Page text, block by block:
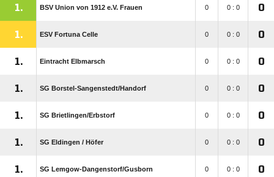
1. BSV Union von 1912 e.V. Frauen 0 0 : 0 0
1. ESV Fortuna Celle 0 0 : 0 0
1. Eintracht Elbmarsch 0 0 : 0 0
1. SG Borstel-Sangenstedt/​Handorf 0 0 : 0 0
1. SG Brietlingen/​Erbstorf 0 0 : 0 0
1. SG Eldingen /​ Höfer 0 0 : 0 0
1. SG Lemgow-Dangenstorf/​Gusborn 0 0 : 0 0